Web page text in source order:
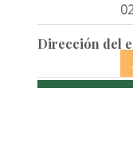
Dirección del